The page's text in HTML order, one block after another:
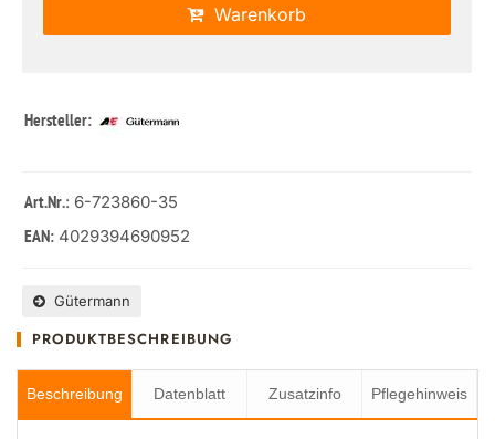
Warenkorb
Hersteller:
Art.Nr.: 6-723860-35
EAN: 4029394690952
Gütermann
PRODUKTBESCHREIBUNG
Beschreibung Datenblatt Zusatzinfo Pflegehinweis